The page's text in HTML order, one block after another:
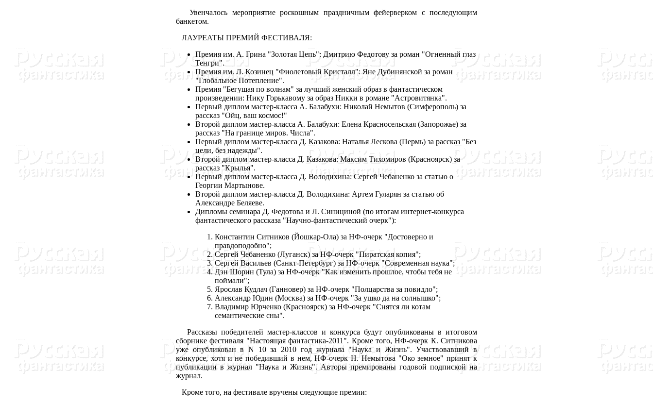
Увенчалось мероприятие роскошным праздничным фейерверком с последующим
банкетом.
ЛАУРЕАТЫ ПРЕМИЙ ФЕСТИВАЛЯ:
Премия им. А. Грина "Золотая Цепь": Дмитрию Федотову за роман "Огненный глаз
Тенгри".
Премия им. Л. Козинец "Фиолетовый Кристалл": Яне Дубинянской за роман
"Глобальное Потепление".
Премия "Бегущая по волнам" за лучший женский образ в фантастическом
произведении: Нику Горькавому за образ Никки в романе "Астровитянка".
Первый диплом мастер-класса А. Балабухи: Николай Немытов (Симферополь) за
рассказ "Ойц, ваш космос!"
Второй диплом мастер-класса А. Балабухи: Елена Красносельская (Запорожье) за
рассказ "На границе миров. Числа".
Первый диплом мастер-класса Д. Казакова: Наталья Лескова (Пермь) за рассказ "Без
цели, без надежды".
Второй диплом мастер-класса Д. Казакова: Максим Тихомиров (Красноярск) за
рассказ "Крылья".
Первый диплом мастер-класса Д. Володихина: Сергей Чебаненко за статью о
Георгии Мартынове.
Второй диплом мастер-класса Д. Володихина: Артем Гуларян за статью об
Александре Беляеве.
Дипломы семинара Д. Федотова и Л. Синициной (по итогам интернет-конкурса
фантастического рассказа "Научно-фантастический очерк"):
Константин Ситников (Йошкар-Ола) за НФ-очерк "Достоверно и
правдоподобно";
Сергей Чебаненко (Луганск) за НФ-очерк "Пиратская копия";
Сергей Васильев (Санкт-Петербург) за НФ-очерк "Современная наука";
Дэн Шорин (Тула) за НФ-очерк "Как изменить прошлое, чтобы тебя не
поймали";
Ярослав Кудлач (Ганновер) за НФ-очерк "Полцарства за повидло";
Александр Юдин (Москва) за НФ-очерк "За ушко да на солнышко";
Владимир Юрченко (Красноярск) за НФ-очерк "Снятся ли котам
семантические сны".
Рассказы победителей мастер-классов и конкурса будут опубликованы в итоговом
сборнике фестиваля "Настоящая фантастика-2011". Кроме того, НФ-очерк К. Ситникова
уже опубликован в N 10 за 2010 год журнала "Наука и Жизнь". Участвовавший в
конкурсе, хотя и не победивший в нем, НФ-очерк Н. Немытова "Око земное" принят к
публикации в журнал "Наука и Жизнь". Авторы премированы годовой подпиской на
журнал.
Кроме того, на фестивале вручены следующие премии: